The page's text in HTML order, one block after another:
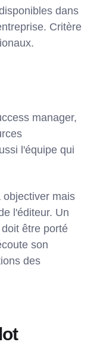
dans
Critère
manager,
l'équipe qui
objectiver mais
l'éditeur. Un
être porté
son
des